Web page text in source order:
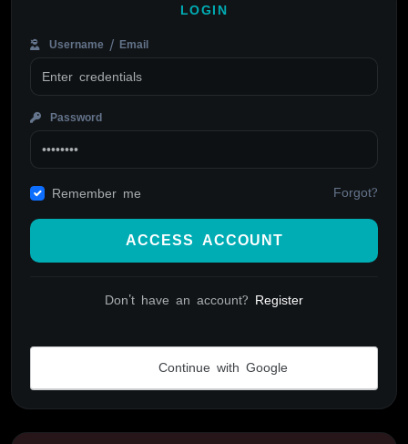
LOGIN
Username / Email
Password
Remember me Forgot?
ACCESS ACCOUNT
Don't have an account? Register
Continue with Google